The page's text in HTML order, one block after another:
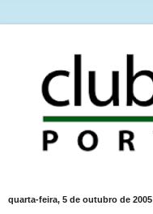
quarta-feira, 5 de outubro de 2005